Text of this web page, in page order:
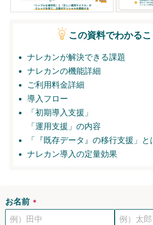
この資料でわかるこ
ナレカンが解決できる課題
ナレカンの機能詳細
ご利用料金詳細
導入フロー
「初期導入支援」
「運用支援」の内容
「『既存データ』の移行支援」と
ナレカン導入の定量効果
お名前 ＊